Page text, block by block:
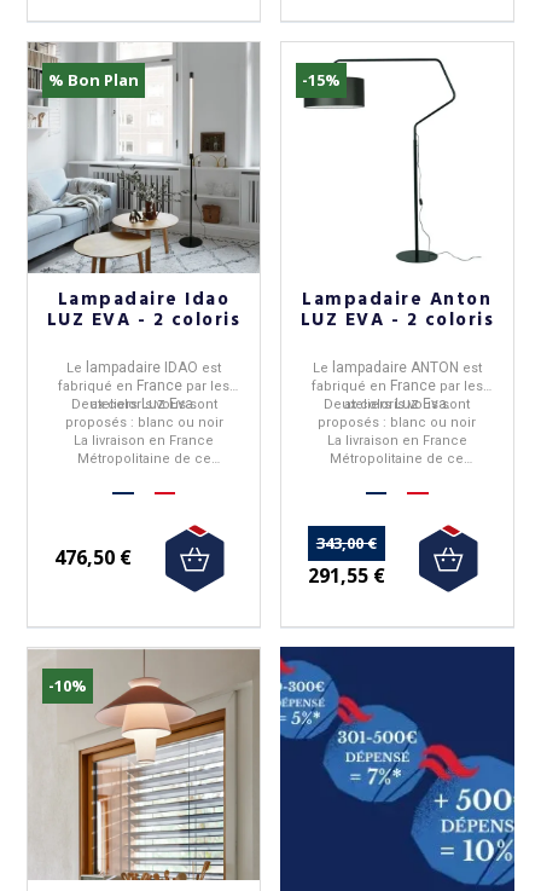
% Bon Plan
Lampadaire Idao
LUZ EVA - 2 coloris
Le lampadaire IDAO est
fabriqué en France par les
ateliersLuz Eva.
Deux coloris vous sont
proposés : blanc ou noir
La livraison en France
Métropolitaine de ce
476,50 €
-15%
Lampadaire Anton
LUZ EVA - 2 coloris
Le lampadaire ANTON est
fabriqué en Francepar les
ateliersLuz Eva.
Deux coloris vous sont
proposés : blanc ou noir
La livraison en France
Métropolitaine de ce
343,00 €
291,55 €
-10%